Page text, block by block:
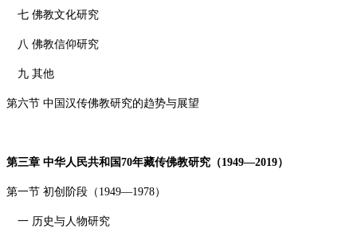
七 佛教文化研究
八 佛教信仰研究
九 其他
第六节 中国汉传佛教研究的趋势与展望
第三章 中华人民共和国70年藏传佛教研究（1949—2019）
第一节 初创阶段（ 1949—1978）
一 历史与人物研究